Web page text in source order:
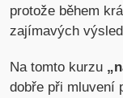
protože během
zajímavých
Na tomto kurzu
dobře při mluvení